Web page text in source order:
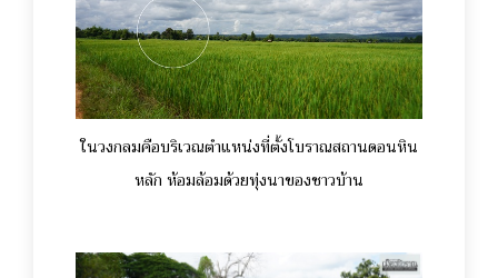
ในวงกลมคือบริเวณตำแหน่งที่ตั้งโบราณสถานดอนหิน
หลัก ห้อมล้อมด้วยทุ่งนาของชาวบ้าน